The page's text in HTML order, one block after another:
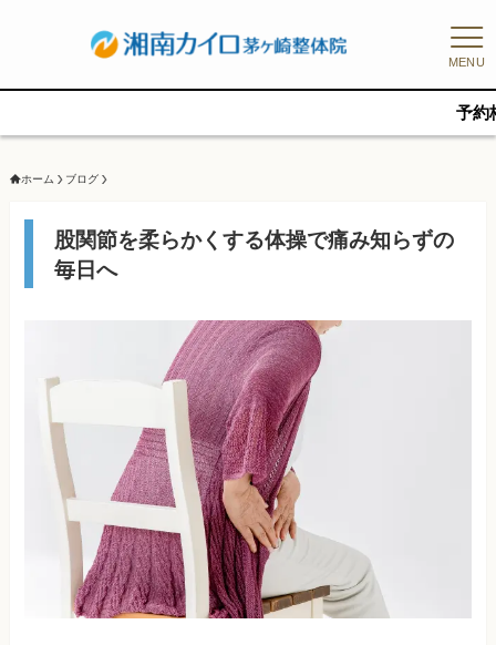
MENU
予約枠に限りが
ホーム ブログ
股関節を柔らかくする体操で痛み知らずの
毎日へ